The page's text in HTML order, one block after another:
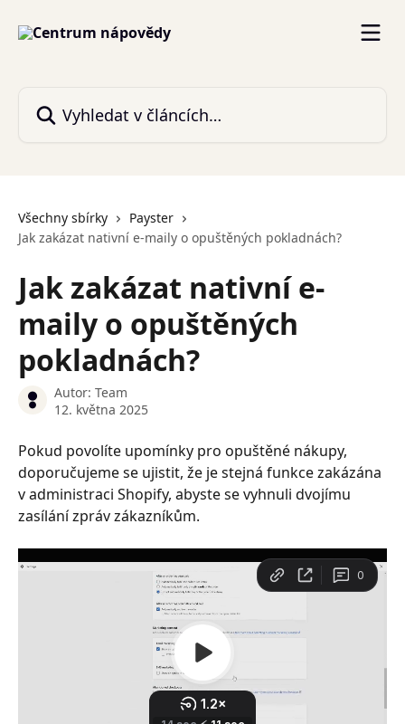
Všechny sbírky
Payster
Jak zakázat nativní e-maily o opuštěných pokladnách?
Jak zakázat nativní e-
maily o opuštěných
pokladnách?
Autor: Team
12. května 2025
Pokud povolíte upomínky pro opuštěné nákupy,
doporučujeme se ujistit, že je stejná funkce zakázána
v administraci Shopify, abyste se vyhnuli dvojímu
zasílání zpráv zákazníkům.